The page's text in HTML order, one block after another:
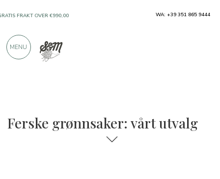
Ferske grønnsaker: vårt utvalg
FRAKT OVER €990,00
PRODUKTER FRA FREMRAGENDE
WA: +39 351 865 9444
MENU